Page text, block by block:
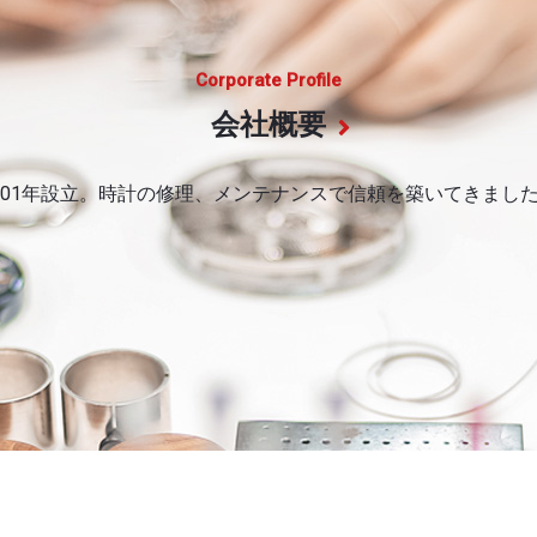
Corporate Profile
会社概要
年設立。時計の修理、メンテナンスで信頼を築いてきまし